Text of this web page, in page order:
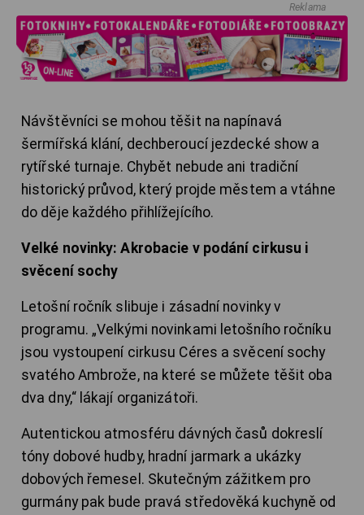
Reklama
Návštěvníci se mohou těšit na napínavá
šermířská klání, dechberoucí jezdecké show a
rytířské turnaje. Chybět nebude ani tradiční
historický průvod, který projde městem a vtáhne
do děje každého přihlížejícího.
Velké novinky: Akrobacie v podání cirkusu i
svěcení sochy
Letošní ročník slibuje i zásadní novinky v
programu. „Velkými novinkami letošního ročníku
jsou vystoupení cirkusu Céres a svěcení sochy
svatého Ambrože, na které se můžete těšit oba
dva dny,“ lákají organizátoři.
Autentickou atmosféru dávných časů dokreslí
tóny dobové hudby, hradní jarmark a ukázky
dobových řemesel. Skutečným zážitkem pro
gurmány pak bude pravá středověká kuchyně od